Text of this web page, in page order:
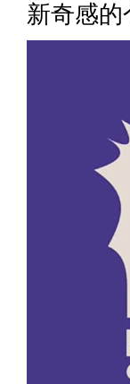
新奇感的